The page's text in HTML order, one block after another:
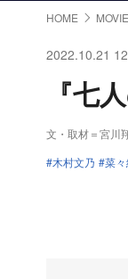
HOME MOVIE
2022.10.21
『七
文・取材＝宮川
木村文乃
菜